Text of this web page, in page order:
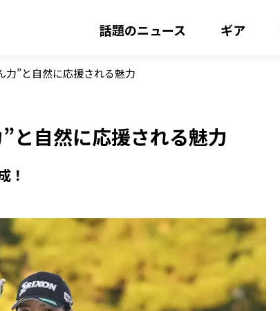
話題のニュース ギア
力”と自然に応援される魅力
と自然に応援される魅力
！